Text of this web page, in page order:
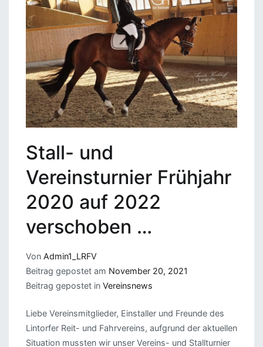
Stall- und
Vereinsturnier Frühjahr
2020 auf 2022
verschoben …
Von Admin1_LRFV
Beitrag gepostet am November 20, 2021
Beitrag gepostet in Vereinsnews
Liebe Vereinsmitglieder, Einstaller und Freunde des
Lintorfer Reit- und Fahrvereins, aufgrund der aktuellen
Situation mussten wir unser Vereins- und Stallturnier